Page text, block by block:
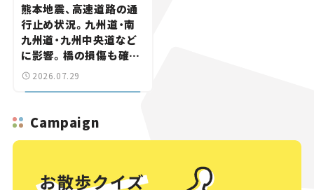
熊本地震、高速道路の通
行止め状況。九州道・南
九州道・九州中央道など
に影響。橋の損傷も確認
【道路のニュース】
2026.07.29
Campaign